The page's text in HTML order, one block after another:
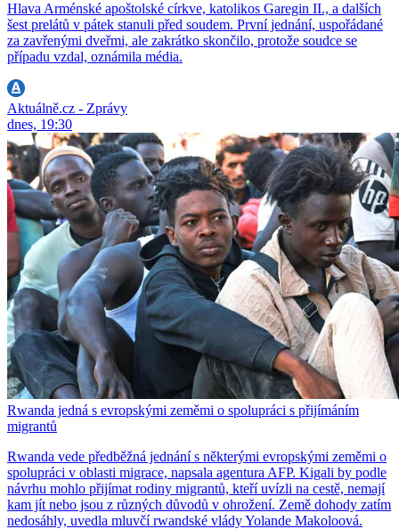
Hlava Arménské apoštolské církve, katolikos Garegin II., a dalších
šest prelátů v pátek stanuli před soudem. První jednání, uspořádané
za zavřenými dveřmi, ale zakrátko skončilo, protože soudce se
případu vzdal, oznámila média.
Aktuálně.cz - Zprávy
dnes, 19:30
Rwanda jedná s evropskými zeměmi o spolupráci s přijímáním
migrantů
Rwanda vede předběžná jednání s některými evropskými zeměmi o
spolupráci v oblasti migrace, napsala agentura AFP. Kigali by podle
návrhu mohlo přijímat rodiny migrantů, kteří uvízli na cestě, nemají
kam jít nebo jsou z různých důvodů v ohrožení. Země dohody zatím
nedosáhly, uvedla mluvčí rwandské vlády Yolande Makoloová.